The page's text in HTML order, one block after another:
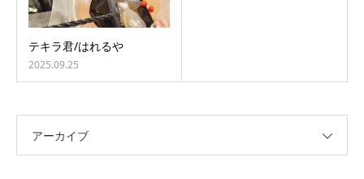
テキラ君/はれるや
2025.09.25
アーカイブ